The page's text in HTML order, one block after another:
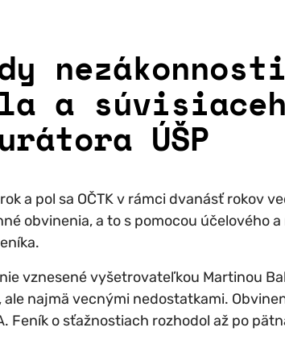
a
ÚŠP
a pol sa OČTK v rámci dvanásť rokov
obvinenia, a to s pomocou účelového
vznesené vyšetrovateľkou Martinou
ale najmä vecnými nedostatkami.
Feník o sťažnostiach rozhodol až po